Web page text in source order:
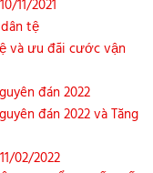
11/2021
tệ
và ưu đãi cước vận
đán 2022
đán 2022 và Tăng
02/2022